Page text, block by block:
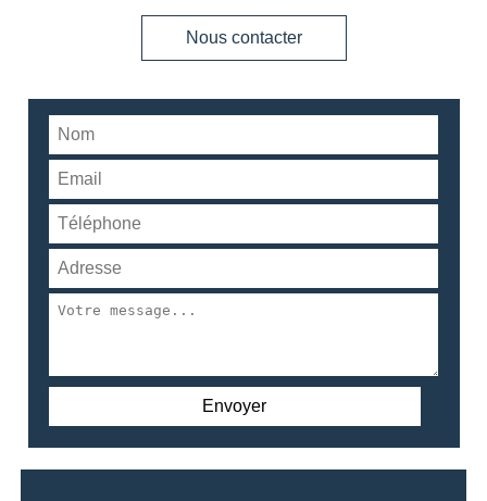
Nous contacter